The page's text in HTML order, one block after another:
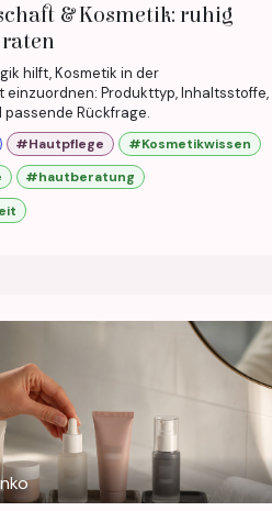
& Kosmetik: ruhig
hilft, Kosmetik in der
Produkttyp, Inhaltsstoffe,
Rückfrage.
#Hautpflege
#Kosmetikwissen
#hautberatung